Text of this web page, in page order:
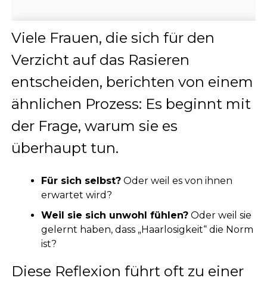
Viele Frauen, die sich für den
Verzicht auf das Rasieren
entscheiden, berichten von einem
ähnlichen Prozess: Es beginnt mit
der Frage, warum sie es
überhaupt tun.
Für sich selbst?Oder weil es von ihnen
erwartet wird?
Weil sie sich unwohl fühlen?Oder weil sie
gelernt haben, dass „Haarlosigkeit“ die Norm
ist?
Diese Reflexion führt oft zu einer